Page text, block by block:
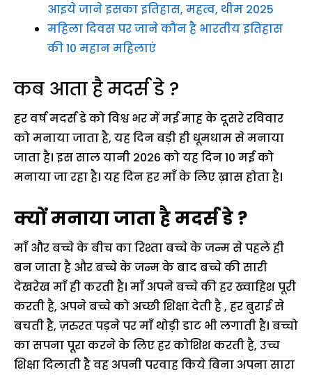
आइये जाने इसका इतिहास, महत्व, थीम 2025
महिला दिवस पर जाने कौन है भारतीय इतिहास
की 10 महान महिलाएं
कब आता है मदर्स डे ?
हर वर्ष मदर्स डे को विश्व भर में मई माह के दूसरे रविवार
को मनाया जाता है, यह दिन बड़ी ही धूमधाम से मनाया
जाता है। इस साल यानी 2026 को यह दिन 10 मई को
मनाया जा रहा है। यह दिन हर माँ के लिए ख़ास होता है।
क्यों मनाया जाता है मदर्स डे ?
माँ और बच्चे के बीच का रिश्ता बच्चे के जन्म से पहले ही
बन जाता है और बच्चे के जन्म के बाद बच्चे की सारी
देखरेख माँ ही करती है। माँ अपने बच्चे की हर ख्वाहिश पूरी
करती है, अपने बच्चे को अच्छी शिक्षा देती है , हर बुराई से
बचती है, ज़रुरत पड़ने पर माँ थोड़ी डाट भी लगाती है। बच्चो
का सपना पूरा करने के लिए हर कोशिश करती है, उच्च
शिक्षा दिलाती है वह अपनी परवाह किये बिना अपना सारा